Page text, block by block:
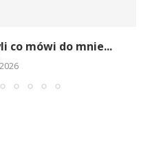
co mówi do mnie...